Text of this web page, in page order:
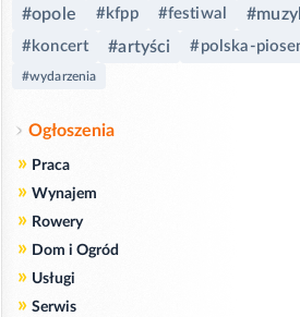
#opole #kfpp #festiwal
#koncert #artyści #polska-
#wydarzenia
Ogłoszenia
» Praca
» Wynajem
» Rowery
» Dom i Ogród
» Usługi
» Serwis